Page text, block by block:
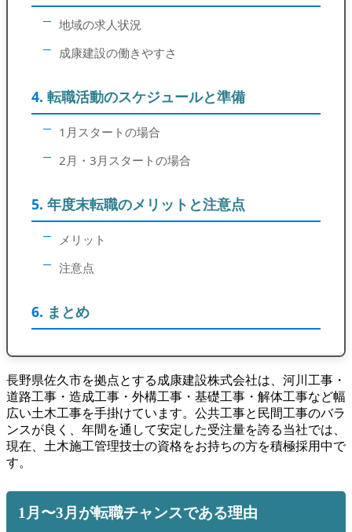
地域の求人状況
成康建設の働きやすさ
転職活動のスケジュールと準備
1月スタートの場合
2月・3月スタートの場合
年度末転職のメリットと注意点
メリット
注意点
まとめ
長野県佐久市を拠点とする成康建設株式会社は、河川工事・
道路工事・造成工事・外構工事・基礎工事・解体工事など幅
広い土木工事を手掛けています。公共工事と民間工事のバラ
ンスが良く、年間を通して安定した受注量を誇る当社では、
現在、土木施工管理技士の資格をお持ちの方を積極採用中で
す。
1月〜3月が転職チャンスである理由